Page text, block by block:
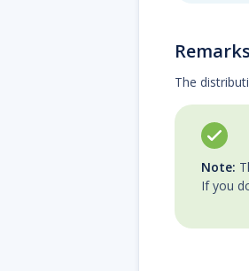
The
Note:
If you